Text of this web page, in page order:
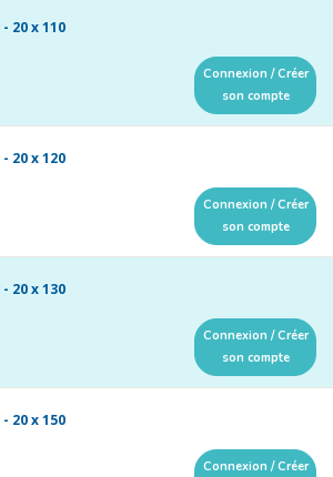
20 x 110
Connexion / Créer
son compte
20 x 120
Connexion / Créer
son compte
20 x 130
Connexion / Créer
son compte
20 x 150
Connexion / Créer